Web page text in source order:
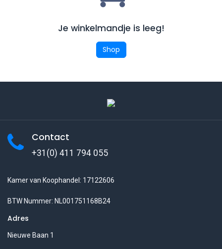
Je winkelmandje is leeg!
Shop
Contact
+31(0) 411 794 055
Kamer van Koophandel: 17122606
BTW Nummer: NL001751168B24
Adres
Nieuwe Baan 1